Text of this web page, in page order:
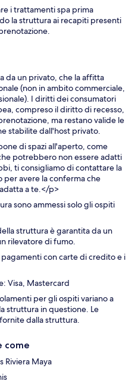
i trattamenti spa prima
la struttura ai recapiti presenti
da un privato, che la affitta
(non in ambito commerciale,
I diritti dei consumatori
compreso il diritto di recesso,
ma restano valide le
stabilite dall'host privato.
di spazi all'aperto, come
potrebbero non essere adatti
ti consigliamo di contattare la
avere la conferma che
a te.</p>
sono ammessi solo gli ospiti
struttura è garantita da un
rilevatore di fumo.
con carte di credito e i
Visa, Mastercard
per gli ospiti variano a
struttura in questione. Le
dalla struttura.
come
Riviera Maya